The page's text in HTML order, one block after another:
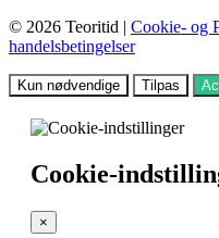
© 2026 Teoritid | Cookie- og
handelsbetingelser
Kun nødvendige Tilpas
Cookie-
×